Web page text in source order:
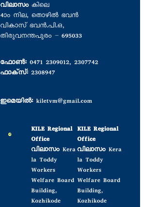
വിലാസം കിലെ
4ാം നില, തൊഴില്‍ ഭവന്‍
വികാസ് ഭവന്‍.പി.ഒ,
തിരുവനന്തപുരം – 695033
ഫോൺ:0471 2309012, 2307742
ഫാക്സ്:2308947
ഇമെയിൽ:kiletvm@gmail.com
KILE Regional
Office
വിലാസം Kera
la Toddy
Workers
Welfare Board
Building,
Kozhikode
KILE Regional
Office
വിലാസം Kera
la Toddy
Workers
Welfare Board
Building,
Kozhikode